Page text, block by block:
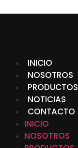
INICIO
NOSOTROS
PRODUCTOS
NOTICIAS
CONTACTO
INICIO
NOSOTROS